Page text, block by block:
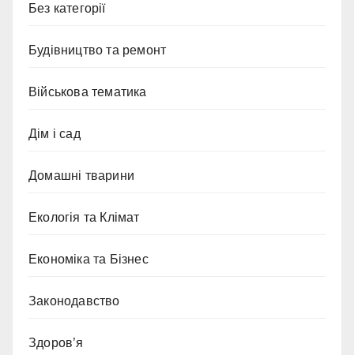
Без категорії
Будівництво та ремонт
Військова тематика
Дім і сад
Домашні тварини
Екологія та Клімат
Економіка та Бізнес
Законодавство
Здоров’я